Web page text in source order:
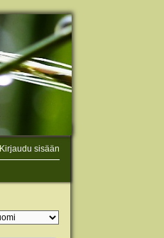
Kirjaudu sisään